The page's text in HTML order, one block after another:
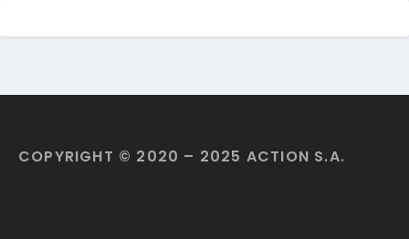
COPYRIGHT © 2020 – 2025 ACTION S.A.